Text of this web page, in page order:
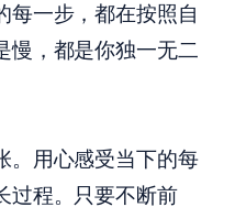
每一步，都在按照自
慢，都是你独一无二
。用心感受当下的每
过程。只要不断前